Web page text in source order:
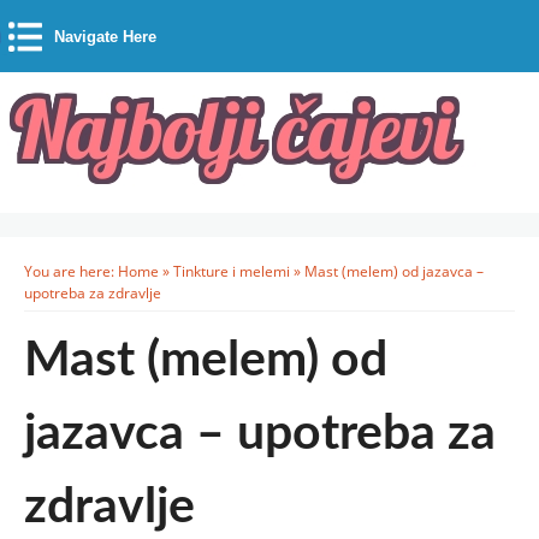
Navigate Here
You are here: Home »Tinkture i melemi » Mast (melem) od jazavca –
upotreba za zdravlje
Mast (melem) od
jazavca – upotreba za
zdravlje